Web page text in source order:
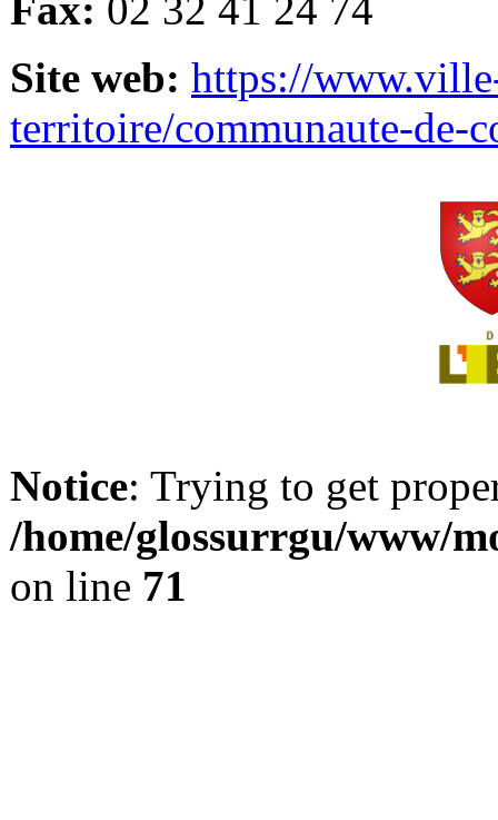
Fax: 02 32 41 24 74
Site web: https://
territoire/communaute-de-
Notice: Trying to get
/home/glossurrgu/www/
on line 71